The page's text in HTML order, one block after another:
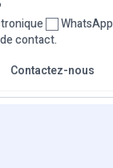
WhatsApp
contact.
Contactez-nous